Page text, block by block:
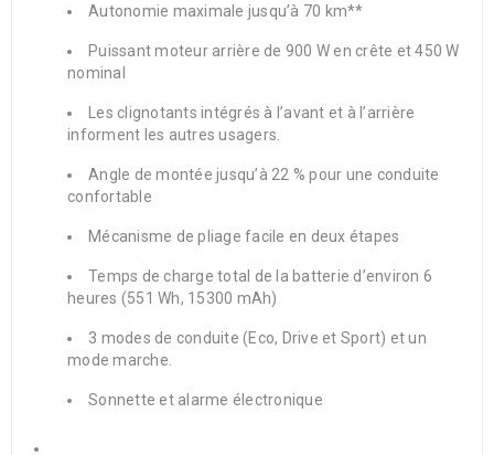
Autonomie maximale jusqu’à 70 km**
Puissant moteur arrière de 900 W en crête et 450 W
nominal
Les clignotants intégrés à l’avant et à l’arrière
informent les autres usagers.
Angle de montée jusqu’à 22 % pour une conduite
confortable
Mécanisme de pliage facile en deux étapes
Temps de charge total de la batterie d’environ 6
heures (551 Wh, 15300 mAh)
3 modes de conduite (Eco, Drive et Sport) et un
mode marche.
Sonnette et alarme électronique